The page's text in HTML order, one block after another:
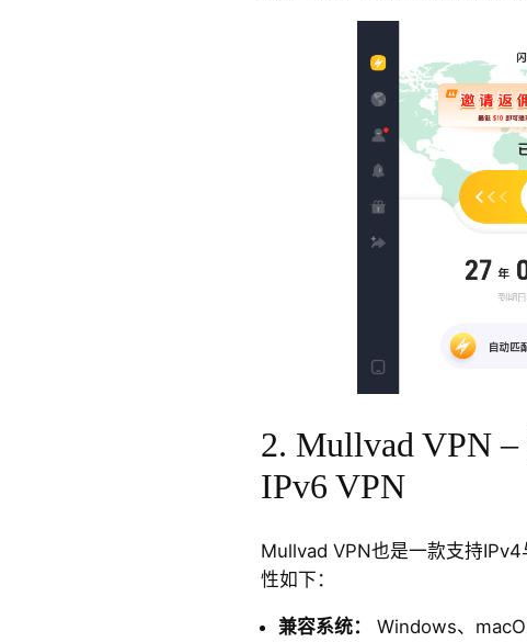
2. Mullvad VPN
IPv6 VPN
Mullvad VPN也是一款支持
性如下：
兼容系统：
Windows、